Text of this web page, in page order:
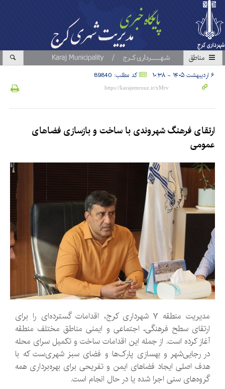
مناطق
۶ اردیبهشت ۱۴۰۵ - ۱۰:۳۸ کد مطلب: 89840
ارتقای فرهنگ شهروندی با ساخت و بازسازی فضاهای
عمومی
مدیریت منطقه ۷ شهرداری کرج، اقدامات گسترده‌ای را برای
ارتقای سطح فرهنگی، اجتماعی و ایمنی مناطق مختلف منطقه
آغاز کرده است. از جمله این اقدامات ساخت و تکمیل سرای محله
در رجایی‌شهر و بهسازی پارک‌ها و فضای سبز شهری‌ست که با
هدف اصلی ایجاد فضاهای ایمن و تفریحی برای بهره‌برداری همه
گروه‌های سنی اجرا شده یا در حال انجام است.